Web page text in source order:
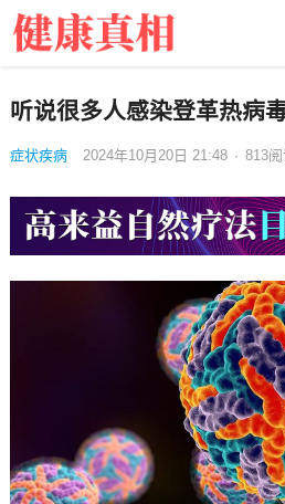
听说很多人感染登革热病
症状疾病 2024年10月20日 21:48 · 813